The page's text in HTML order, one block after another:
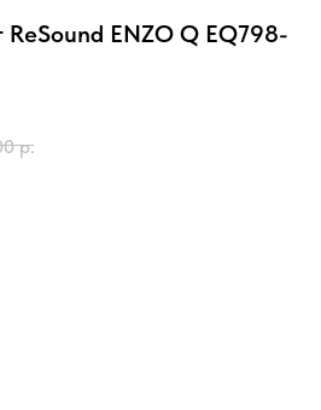
ReSound ENZO Q EQ798-
р.